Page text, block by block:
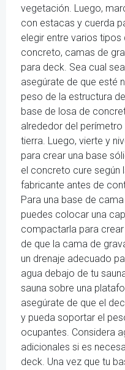
vegetación. Luego,
con estacas y cuerda
elegir entre varios
concreto, camas de
para deck. Sea cual
asegúrate de que esté
peso de la estructura
base de losa de
alrededor del
tierra. Luego, vierte y
para crear una base
el concreto cure según
fabricante antes de
Para una base de
puedes colocar una
compactarla para
de que la cama de
un drenaje adecuado
agua debajo de tu
sauna sobre una
asegúrate de que el
y pueda soportar el
ocupantes. Considera
adicionales si es
deck. Una vez que tu